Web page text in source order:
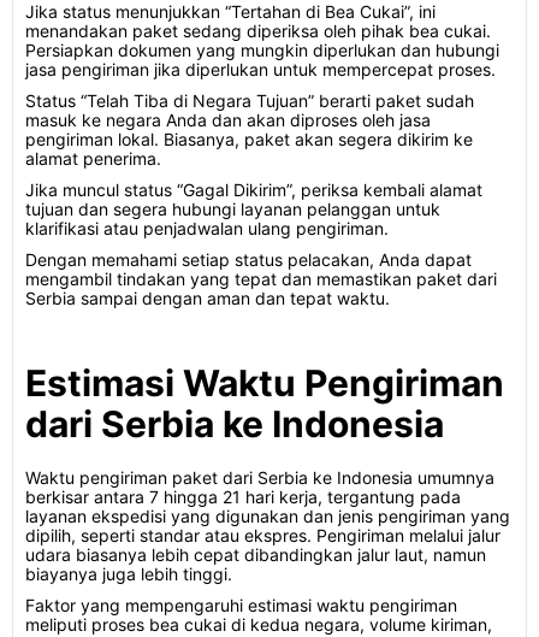
Jika status menunjukkan “Tertahan di Bea Cukai”, ini
menandakan paket sedang diperiksa oleh pihak bea cukai.
Persiapkan dokumen yang mungkin diperlukan dan hubungi
jasa pengiriman jika diperlukan untuk mempercepat proses.
Status “Telah Tiba di Negara Tujuan” berarti paket sudah
masuk ke negara Anda dan akan diproses oleh jasa
pengiriman lokal. Biasanya, paket akan segera dikirim ke
alamat penerima.
Jika muncul status “Gagal Dikirim”, periksa kembali alamat
tujuan dan segera hubungi layanan pelanggan untuk
klarifikasi atau penjadwalan ulang pengiriman.
Dengan memahami setiap status pelacakan, Anda dapat
mengambil tindakan yang tepat dan memastikan paket dari
Serbia sampai dengan aman dan tepat waktu.
Estimasi Waktu Pengiriman
dari Serbia ke Indonesia
Waktu pengiriman paket dari Serbia ke Indonesia umumnya
berkisar antara 7 hingga 21 hari kerja, tergantung pada
layanan ekspedisi yang digunakan dan jenis pengiriman yang
dipilih, seperti standar atau ekspres. Pengiriman melalui jalur
udara biasanya lebih cepat dibandingkan jalur laut, namun
biayanya juga lebih tinggi.
Faktor yang mempengaruhi estimasi waktu pengiriman
meliputi proses bea cukai di kedua negara, volume kiriman,